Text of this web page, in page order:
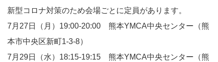
新型コロナ対策のため会場ごとに定員があります。
7⽉27⽇（⽉）19:00-20:00 熊本YMCA中央センター（熊
本市中央区新町1-3-8）
7⽉29⽇（⽔）18:15-19:15 熊本YMCA中央センター（熊